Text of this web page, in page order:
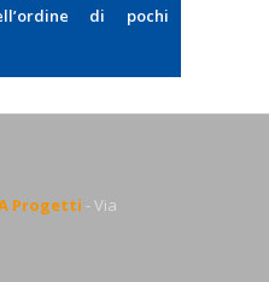
di pochi
Progetti - Via